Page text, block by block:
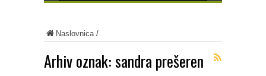
Naslovnica/
Arhiv oznak:sandra prešeren